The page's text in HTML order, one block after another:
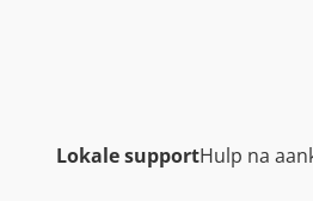
Lokale supportHulp na